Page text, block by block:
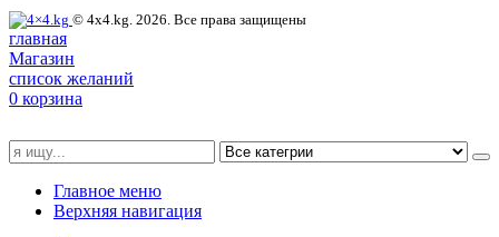
© 4x4.kg. 2026. Все права защищены
главная
Магазин
список желаний
0 корзина
Главное меню
Верхняя навигация